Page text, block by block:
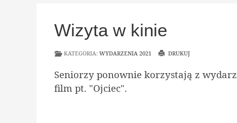
Wizyta w kinie
KATEGORIA: WYDARZENIA 2021 DRUKUJ
Seniorzy ponownie korzystają z
film pt. "Ojciec".